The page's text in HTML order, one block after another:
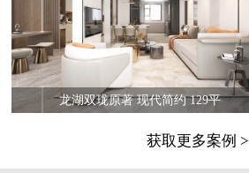
龙湖双珑原著 现代简约 129平
获取更多案例 >